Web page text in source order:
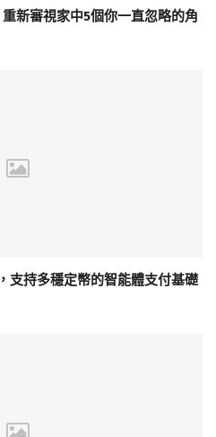
新審視家中5個你一直忽略的角
支持多穩定幣的智能體支付基礎